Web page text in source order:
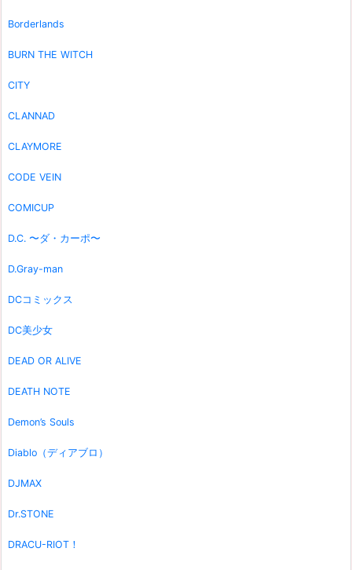
Borderlands
BURN THE WITCH
CITY
CLANNAD
CLAYMORE
CODE VEIN
COMICUP
D.C. 〜ダ・カーポ〜
D.Gray-man
DCコミックス
DC美少女
DEAD OR ALIVE
DEATH NOTE
Demon’s Souls
Diablo（ディアブロ）
DJMAX
Dr.STONE
DRACU-RIOT！